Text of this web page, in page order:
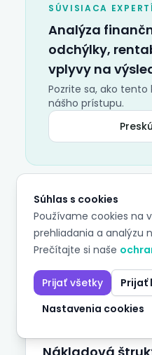
SÚVISIACA
Analýza
odchýlky,
vplyvy na
Pozrite sa, ako
nášho prístupu.
Súvisiace
Súhlas s cookies
Používame cookies na
prehliadania a analýzu
Prečítajte si naše
Prijať všetky
Prijať
Nastavenia cookies